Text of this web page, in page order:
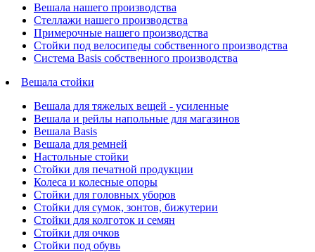
Вешала нашего производства
Стеллажи нашего производства
Примерочные нашего производства
Стойки под велосипеды собственного производства
Система Basis собственного производства
Вешала стойки
Вешала для тяжелых вещей - усиленные
Вешала и рейлы напольные для магазинов
Вешала Basis
Вешала для ремней
Настольные стойки
Стойки для печатной продукции
Колеса и колесные опоры
Стойки для головных уборов
Стойки для сумок, зонтов, бижутерии
Стойки для колготок и семян
Стойки для очков
Стойки под обувь